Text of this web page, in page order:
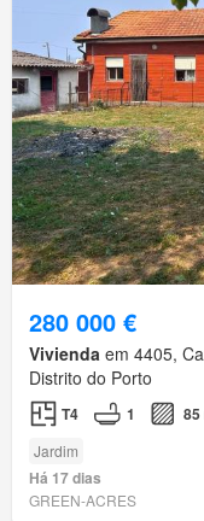
280 000 €
Vivienda em 4405,
Distrito do Porto
T4 1 85
Jardim
Há 17 dias
GREEN-ACRES